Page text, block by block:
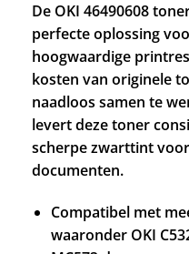
De OKI 46490608
perfecte oplossing
hoogwaardige
kosten van originele
naadloos samen te
levert deze toner
scherpe zwarttint
documenten.
Compatibel met
waaronder OKI